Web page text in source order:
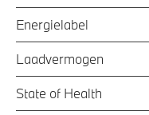
Energielabel
Laadvermogen
State of Health